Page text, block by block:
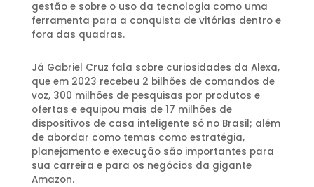
gestão e sobre o uso da tecnologia como uma
ferramenta para a conquista de vitórias dentro e
fora das quadras.
Já Gabriel Cruz fala sobre curiosidades da Alexa,
que em 2023 recebeu 2 bilhões de comandos de
voz, 300 milhões de pesquisas por produtos e
ofertas e equipou mais de 17 milhões de
dispositivos de casa inteligente só no Brasil; além
de abordar como temas como estratégia,
planejamento e execução são importantes para
sua carreira e para os negócios da gigante
Amazon.